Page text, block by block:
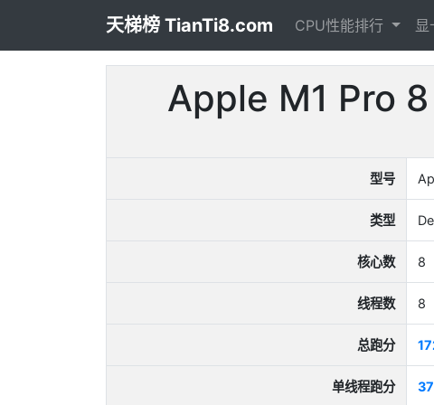
天梯榜 TianTi8.com CPU性能排行 显
Apple M1 Pro
型号
类型
核心数 8
线程数 8
总跑分
单线程跑分